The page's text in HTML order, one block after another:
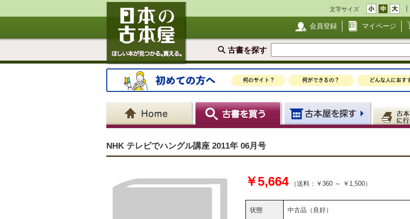
文字サイズ
会員登録 マイページ
古書を探す
NHK テレビでハングル講座 2011年 06月号
￥5,664（送料：￥360 ～ ￥1,500）
状態 中古品（良好）